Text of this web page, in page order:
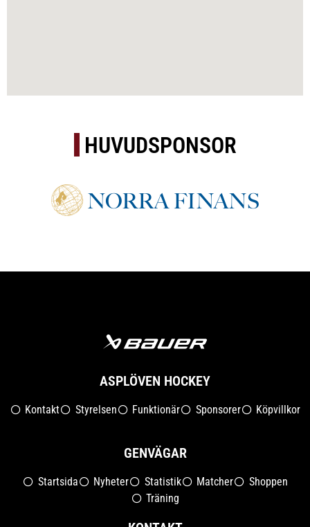
HUVUDSPONSOR
ASPLÖVEN HOCKEY
Kontakt Styrelsen Funktionär Sponsorer Köpvillkor
GENVÄGAR
Startsida Nyheter Statistik Matcher
Shoppen
Träning